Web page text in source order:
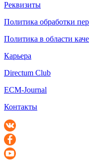
Реквизиты
Политика обработки
Политика в области
Карьера
Directum Club
ECM-Journal
Контакты